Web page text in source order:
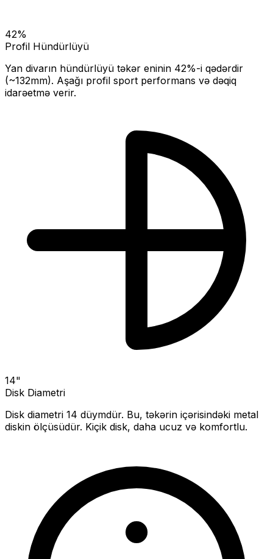
42%
Profil Hündürlüyü
Yan divarın hündürlüyü təkər eninin 42%-i qədərdir
(~132mm). Aşağı profil sport performans və dəqiq
idarəetmə verir.
14"
Disk Diametri
Disk diametri 14 düymdür. Bu, təkərin içərisindəki metal
diskin ölçüsüdür. Kiçik disk, daha ucuz və komfortlu.